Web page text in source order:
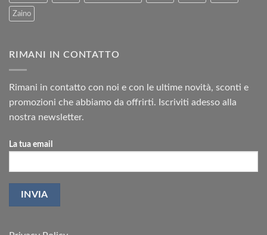
Zaino
RIMANI IN CONTATTO
Rimani in contatto con noi e con le ultime novità, sconti e
promozioni che abbiamo da offrirti. Iscriviti adesso alla
nostra newsletter.
La tua email